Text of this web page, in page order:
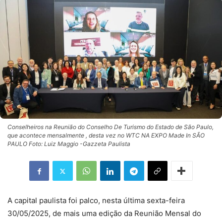
Conselheiros na Reunião do Conselho De Turismo do Estado de São Paulo,
que acontece mensalmente , desta vez no WTC NA EXPO Made In SÃO
PAULO Foto: Luiz Maggio -Gazzeta Paulista
A capital paulista foi palco, nesta última sexta-feira
30/05/2025, de mais uma edição da Reunião Mensal do